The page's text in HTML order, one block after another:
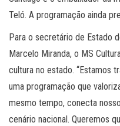
Teló. A programação ainda
Para o secretário de Estado
Marcelo Miranda, o MS
cultura no estado. “Estamos
uma programação que
mesmo tempo, conecta
cenário nacional. Queremos